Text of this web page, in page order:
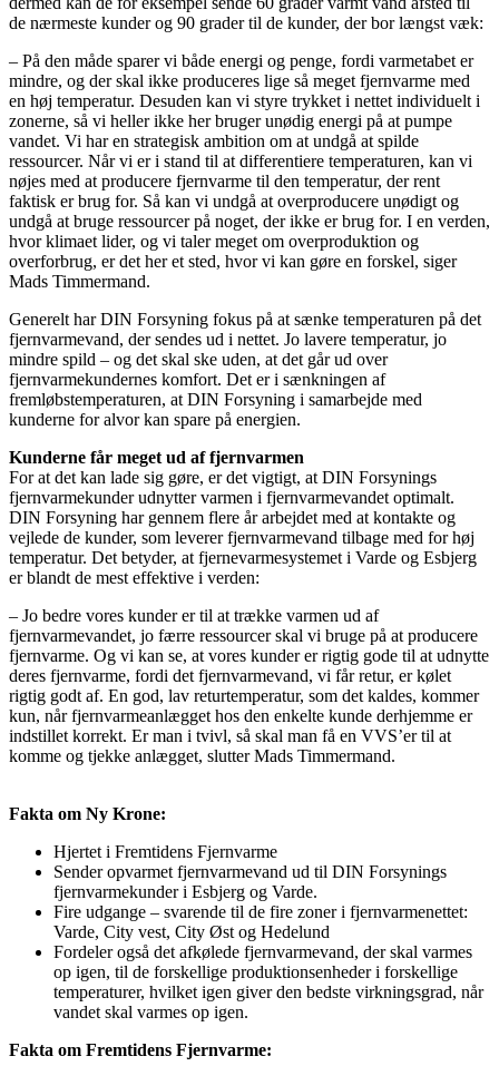
de nærmeste kunder og 90 grader til de kunder, der bor længst væk:
– På den måde sparer vi både energi og penge, fordi varmetabet er
mindre, og der skal ikke produceres lige så meget fjernvarme med
en høj temperatur. Desuden kan vi styre trykket i nettet individuelt i
zonerne, så vi heller ikke her bruger unødig energi på at pumpe
vandet. Vi har en strategisk ambition om at undgå at spilde
ressourcer. Når vi er i stand til at differentiere temperaturen, kan vi
nøjes med at producere fjernvarme til den temperatur, der rent
faktisk er brug for. Så kan vi undgå at overproducere unødigt og
undgå at bruge ressourcer på noget, der ikke er brug for. I en verden,
hvor klimaet lider, og vi taler meget om overproduktion og
overforbrug, er det her et sted, hvor vi kan gøre en forskel, siger
Mads Timmermand.
Generelt har DIN Forsyning fokus på at sænke temperaturen på det
fjernvarmevand, der sendes ud i nettet. Jo lavere temperatur, jo
mindre spild – og det skal ske uden, at det går ud over
fjernvarmekundernes komfort. Det er i sænkningen af
fremløbstemperaturen, at DIN Forsyning i samarbejde med
kunderne for alvor kan spare på energien.
Kunderne får meget ud af fjernvarmen
For at det kan lade sig gøre, er det vigtigt, at DIN Forsynings
fjernvarmekunder udnytter varmen i fjernvarmevandet optimalt.
DIN Forsyning har gennem flere år arbejdet med at kontakte og
vejlede de kunder, som leverer fjernvarmevand tilbage med for høj
temperatur. Det betyder, at fjernevarmesystemet i Varde og Esbjerg
er blandt de mest effektive i verden:
– Jo bedre vores kunder er til at trække varmen ud af
fjernvarmevandet, jo færre ressourcer skal vi bruge på at producere
fjernvarme. Og vi kan se, at vores kunder er rigtig gode til at udnytte
deres fjernvarme, fordi det fjernvarmevand, vi får retur, er kølet
rigtig godt af. En god, lav returtemperatur, som det kaldes, kommer
kun, når fjernvarmeanlægget hos den enkelte kunde derhjemme er
indstillet korrekt. Er man i tvivl, så skal man få en VVS’er til at
komme og tjekke anlægget, slutter Mads Timmermand.
Fakta om Ny Krone:
Hjertet i Fremtidens Fjernvarme
Sender opvarmet fjernvarmevand ud til DIN Forsynings
fjernvarmekunder i Esbjerg og Varde.
Fire udgange – svarende til de fire zoner i fjernvarmenettet:
Varde, City vest, City Øst og Hedelund
Fordeler også det afkølede fjernvarmevand, der skal varmes
op igen, til de forskellige produktionsenheder i forskellige
temperaturer, hvilket igen giver den bedste virkningsgrad, når
vandet skal varmes op igen.
Fakta om Fremtidens Fjernvarme: